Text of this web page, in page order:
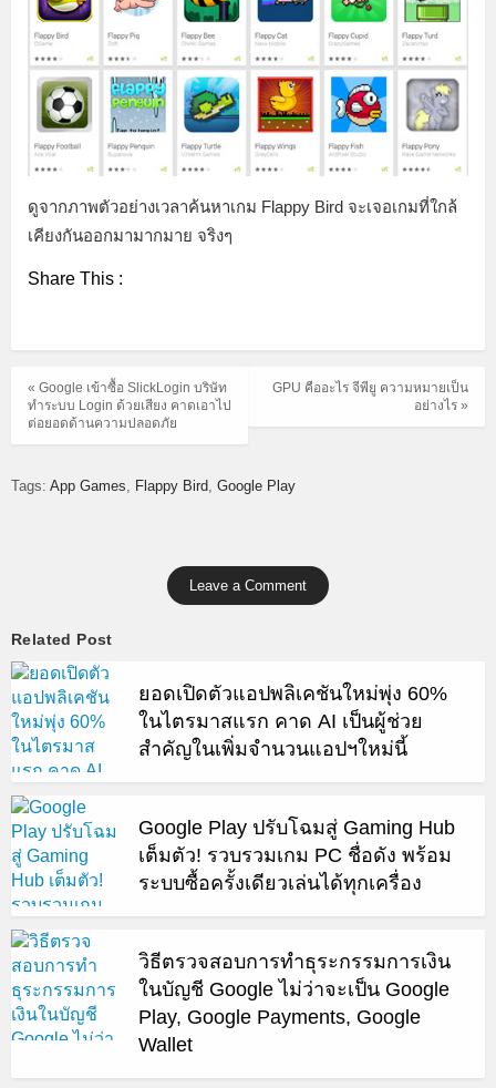
ดูจากภาพตัวอย่างเวลาค้นหาเกม Flappy Bird จะเจอเกมที่ใกล้
เคียงกันออกมามากมาย จริงๆ
Share This :
GPU คืออะไร จีพียู ความหมายเป็น
อย่างไร »
« Google เข้าซื้อ SlickLogin บริษัท
ทำระบบ Login ด้วยเสียง คาดเอาไป
ต่อยอดด้านความปลอดภัย
Tags: App Games Flappy Bird Google Play
Leave a Comment
Related Post
ยอดเปิดตัวแอปพลิเคชันใหม่พุ่ง 60%
ในไตรมาสแรก คาด AI เป็นผู้ช่วย
สำคัญในเพิ่มจำนวนแอปฯใหม่นี้
Google Play ปรับโฉมสู่ Gaming Hub
เต็มตัว! รวบรวมเกม PC ชื่อดัง พร้อม
ระบบซื้อครั้งเดียวเล่นได้ทุกเครื่อง
วิธีตรวจสอบการทำธุระกรรมการเงิน
ในบัญชี Google ไม่ว่าจะเป็น Google
Play, Google Payments, Google
Wallet